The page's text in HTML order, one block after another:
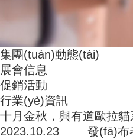
集團(tuán)動態(tài)
展會信息
促銷活動
行業(yè)資訊
十月金秋，與有道歐拉
2023.10.23 發(fā)布